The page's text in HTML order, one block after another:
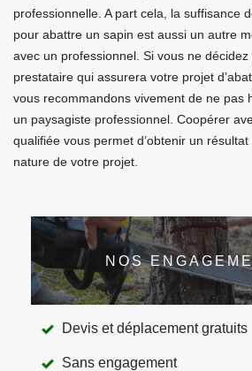
professionnelle. A part cela, la suffisance
pour abattre un sapin est aussi un autre
avec un professionnel. Si vous ne
prestataire qui assurera votre projet
vous recommandons vivement de ne pas
un paysagiste professionnel. Coopérer
qualifiée vous permet d’obtenir un
nature de votre projet.
NOS
Devis et déplacement gratuits
Sans engagement